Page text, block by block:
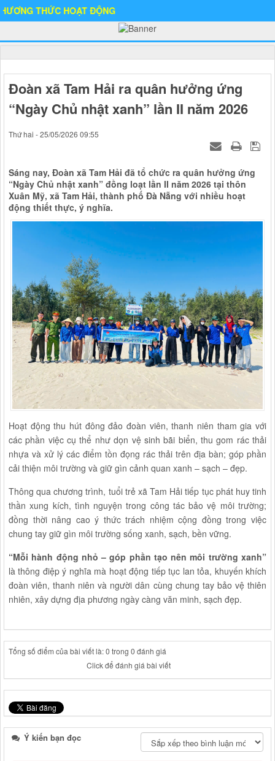
HOẠT ĐỘNG
Đoàn xã Tam Hải ra quân hưởng ứng
“Ngày Chủ nhật xanh” lần II năm 2026
Thứ hai - 25/05/2026 09:55
Sáng nay, Đoàn xã Tam Hải đã tổ chức ra quân hưởng ứng
“Ngày Chủ nhật xanh” đồng loạt lần II năm 2026 tại thôn
Xuân Mỹ, xã Tam Hải, thành phố Đà Nẵng với nhiều hoạt
động thiết thực, ý nghĩa.
Hoạt động thu hút đông đảo đoàn viên, thanh niên tham gia với
các phần việc cụ thể như dọn vệ sinh bãi biển, thu gom rác thải
nhựa và xử lý các điểm tồn đọng rác thải trên địa bàn; góp phần
cải thiện môi trường và giữ gìn cảnh quan xanh – sạch – đẹp.
Thông qua chương trình, tuổi trẻ xã Tam Hải tiếp tục phát huy tinh
thần xung kích, tình nguyện trong công tác bảo vệ môi trường;
đồng thời nâng cao ý thức trách nhiệm cộng đồng trong việc
chung tay giữ gìn môi trường sống xanh, sạch, bền vững.
“Mỗi hành động nhỏ – góp phần tạo nên môi trường xanh”
là thông điệp ý nghĩa mà hoạt động tiếp tục lan tỏa, khuyến khích
đoàn viên, thanh niên và người dân cùng chung tay bảo vệ thiên
nhiên, xây dựng địa phương ngày càng văn minh, sạch đẹp.
Tổng số điểm của bài viết là: 0 trong 0 đánh giá
Click để đánh giá bài viết
Ý kiến bạn đọc